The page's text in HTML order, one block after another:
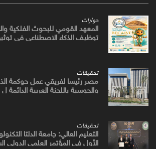
حوارات
المعهد القومي للبحوث الفلكية
توظيف الذكاء الاصطناعي في
تحقيقات
مصر رئيسا لفريقي عمل حوكمة
تحقيقات
التعليم العالي: جامعة الدلتا
الأول في المؤتمر العلمي الدولي